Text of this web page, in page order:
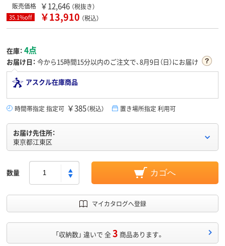
販売価格 ￥12,646 （税抜き）
35.1%off ￥13,910 （税込）
在庫： 4点
お届け日： 今から15時間15分以内のご注文で、8月9日（日）にお届け
アスクル在庫商品
時間帯指定 指定可 ￥385（税込） 置き場所指定 利用可
お届け先住所：
東京都江東区
数量 カゴへ
マイカタログへ登録
「収納数」 違いで 全3 商品あります。